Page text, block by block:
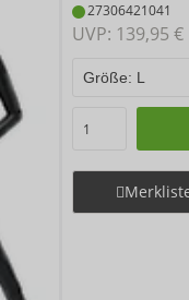
27306421041
UVP: 139,95 €